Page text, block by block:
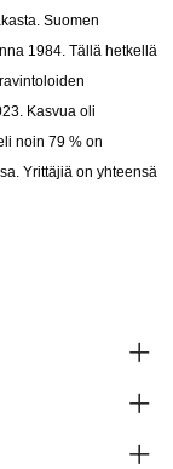
Suomen
1984. Tällä hetkellä
Kasvua oli
noin 79 % on
Yrittäjiä on yhteensä